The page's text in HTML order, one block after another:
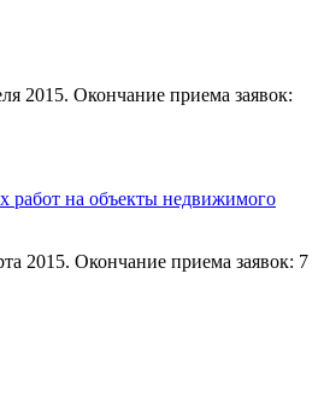
2015. Окончание приема заявок:
работ на объекты недвижимого
2015. Окончание приема заявок: 7